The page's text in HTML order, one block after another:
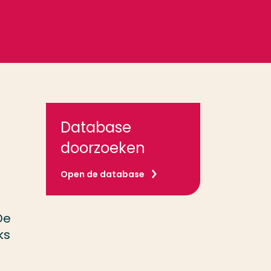
Database
doorzoeken
Open de database